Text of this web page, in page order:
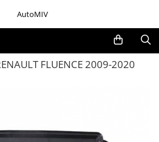
FLUENCE 2009-2020